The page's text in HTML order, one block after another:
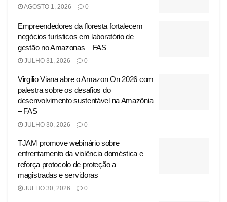
AGOSTO 1, 2026 0
Empreendedores da floresta fortalecem
negócios turísticos em laboratório de
gestão no Amazonas – FAS
JULHO 31, 2026 0
Virgilio Viana abre o Amazon On 2026 com
palestra sobre os desafios do
desenvolvimento sustentável na Amazônia
– FAS
JULHO 30, 2026 0
TJAM promove webinário sobre
enfrentamento da violência doméstica e
reforça protocolo de proteção a
magistradas e servidoras
JULHO 30, 2026 0